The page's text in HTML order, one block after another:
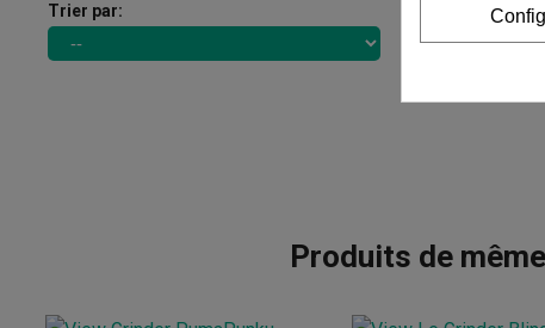
Trier par:
Produits de